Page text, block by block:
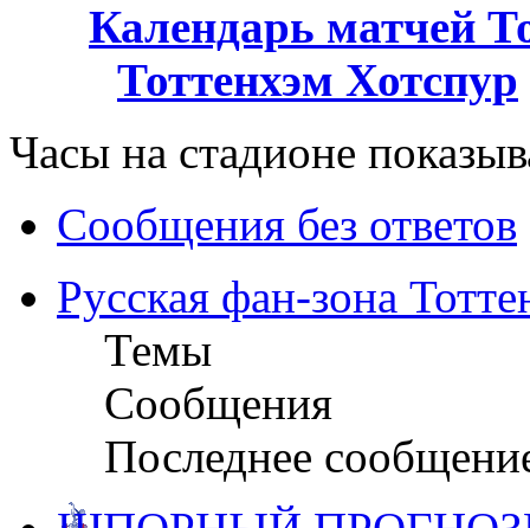
Календарь матчей
Тоттенхэм Хотспур
Часы на стадионе
Сообщения без ответов
Русская фан-зона
Темы
Сообщения
Последнее